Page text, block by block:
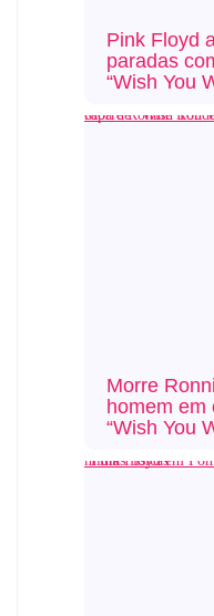
Pink Floyd
paradas
“Wish You
Morre Ronnie Rondell Jr., o homem em chamas na
Morre
homem em
“Wish You
“Pink Floyd em Pompeia” restaurado nos cinemas e mídias físicas